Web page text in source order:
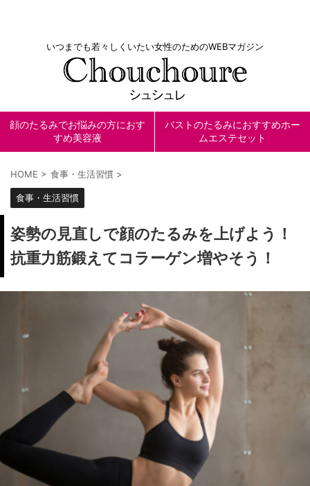
いつまでも若々しくいたい女性のためのWEBマガジン
顔のたるみでお悩みの方におす
すめ美容液
バストのたるみにおすすめホー
ムエステセット
HOME > 食事・生活習慣 >
食事・生活習慣
姿勢の見直しで顔のたるみを上げよう！
抗重力筋鍛えてコラーゲン増やそう！